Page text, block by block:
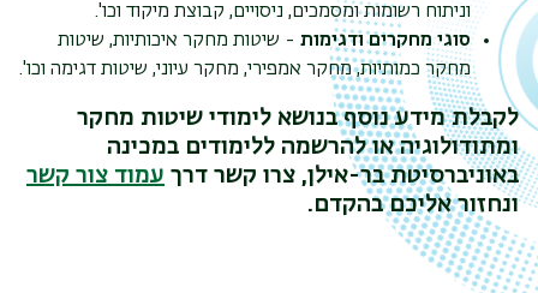
וניתוח רשומות ומסמכים, ניסויים, קבוצת מיקוד וכו'.
סוגי מחקרים ודגימות - שיטות מחקר איכותיות, שיטות
מחקר כמותיות, מחקר אמפירי, מחקר עיוני, שיטות דגימה וכו'.
לקבלת מידע נוסף בנושא לימודי שיטות מחקר
ומתודולוגיה או להרשמה ללימודים במכינה
באוניברסיטת בר-אילן, צרו קשר דרך עמוד צור קשר
ונחזור אליכם בהקדם.